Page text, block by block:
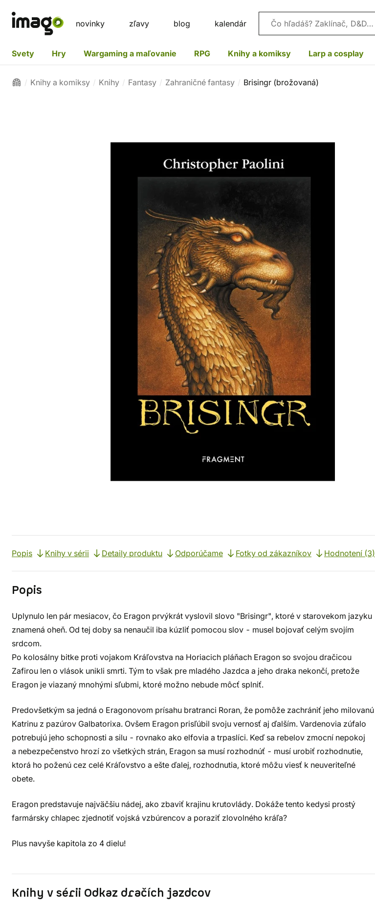
novinky zľavy blog kalendár Vyhľadávanie
Svety Hry Wargaming a maľovanie RPG Knihy a komiksy Larp a cosplay
Knihy a komiksy Knihy Fantasy Zahraničné fantasy Brisingr (brožovaná)
Popis Knihy v sérii Detaily produktu Odporúčame Fotky od zákazníkov Hodnotení (3)
Popis
Uplynulo len pár mesiacov, čo Eragon prvýkrát vyslovil slovo "Brisingr", ktoré v starovekom jazyku
znamená oheň. Od tej doby sa nenaučil iba kúzliť pomocou slov - musel bojovať celým svojím
srdcom.
Po kolosálny bitke proti vojakom Kráľovstva na Horiacich pláňach Eragon so svojou dračicou
Zafirou len o vlások unikli smrti. Tým to však pre mladého Jazdca a jeho draka nekončí, pretože
Eragon je viazaný mnohými sľubmi, ktoré možno nebude môcť splniť.
Predovšetkým sa jedná o Eragonovom prísahu bratranci Roran, že pomôže zachrániť jeho milovanú
Katrinu z pazúrov Galbatorixa. Ovšem Eragon prisľúbil svoju vernosť aj ďalším. Vardenovia zúfalo
potrebujú jeho schopnosti a silu - rovnako ako elfovia a trpaslíci. Keď sa rebelov zmocní nepokoj
a nebezpečenstvo hrozí zo všetkých strán, Eragon sa musí rozhodnúť - musí urobiť rozhodnutie,
ktorá ho poženú cez celé Kráľovstvo a ešte ďalej, rozhodnutia, ktoré môžu viesť k neuveriteľné
obete.
Eragon predstavuje najväčšiu nádej, ako zbaviť krajinu krutovlády. Dokáže tento kedysi prostý
farmársky chlapec zjednotiť vojská vzbúrencov a poraziť zlovolného kráľa?
Plus navyše kapitola zo 4 dielu!
Knihy v sérii Odkaz dračích jazdcov